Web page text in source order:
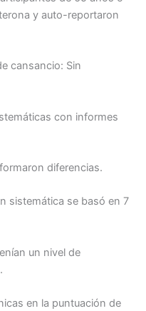
y auto-reportaron
cansancio: Sin
con informes
diferencias.
sistemática se basó en 7
un nivel de
en la puntuación de